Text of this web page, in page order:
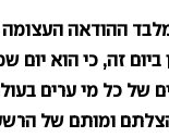
ההודאה העצומה
זה, כי הוא יום
של כל מי ערים
ומותם של